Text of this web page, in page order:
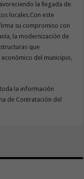
la llegada de
locales.Con este
su compromiso con
la modernización de
que
del municipio,
la información
de Contratación del